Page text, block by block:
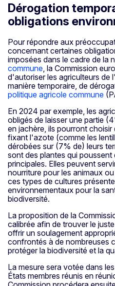
Dérogation
obligations
Pour répondre aux
concernant certaines
imposées dans le cadre de la
commune , la Commission
d'autoriser les agriculteurs de
manière temporaire, de
politique agricole commune
En 2024 par exemple, les
obligés de laisser une partie
en jachère, ils pourront
fixant l'azote (comme les
dérobées sur (7% de) leurs
sont des plantes qui poussent
principales. Elles peuvent
nourriture pour les animaux
ces types de cultures
environnementaux pour la
biodiversité.
La proposition de la
calibrée afin de trouver le
offrir un soulagement
confrontés à de nombreuses
protéger la biodiversité et la
La mesure sera votée dans
États membres réunis en